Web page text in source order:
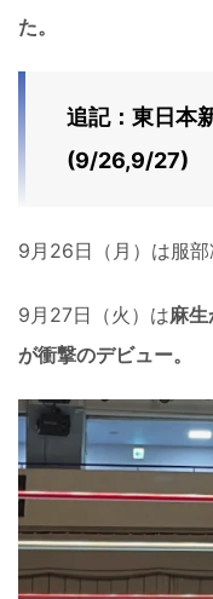
た。
追記：東日本
(9/26,9/27)
9月26日（月）は服部
9月27日（火）は麻
が衝撃のデビュー。